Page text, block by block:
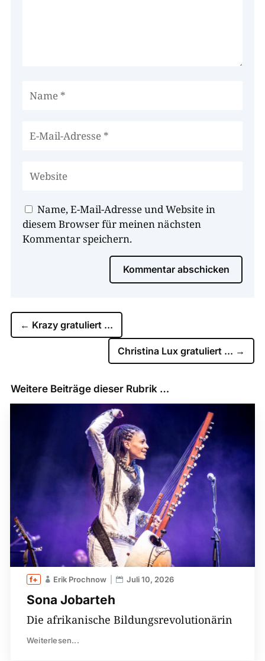
Name, E-Mail-Adresse und Website in
diesem Browser für meinen nächsten
Kommentar speichern.
Kommentar abschicken
← Krazy gratuliert ...
Christina Lux gratuliert ... →
Weitere Beiträge dieser Rubrik …
Sona Jobarteh
Erik Prochnow Juli 10, 2026
Die afrikanische Bildungsrevolutionärin
Weiterlesen...